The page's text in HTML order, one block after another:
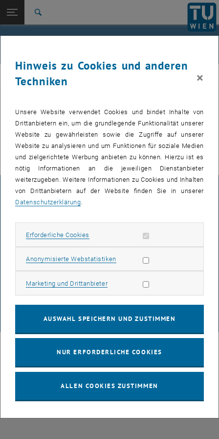
TU Login
Studium
International
Zur 1. Menü Ebene
Institut für Angewandte Physik
Zurück: Subseiten von Institut für Angewandte Physik auflisten
Zurück zur letzten Ebene:
Institut für Angewandte Physik
IAP
englischen Version, öffnet eine externe URL
dieser Seite veröffentlicht.
Für interne Nutzer findet sich im E134 Colab Bereich , öffnet eine
die Übersicht
der nächsten Seminarvorträge und zu buchenden Termine.
© TU Wien# 88199
IMPRESSUM
DATENSCHUTZERKLÄRUNG (PDF)
COOKIEEINSTELLUNGEN
Hinweis zu Cookies und anderen
Techniken
×
Unsere Website verwendet Cookies und bindet Inhalte von
Drittanbietern ein, um die grundlegende Funktionalität unserer
Website zu gewährleisten sowie die Zugriffe auf unserer
Website zu analysieren und um Funktionen für soziale Medien
und zielgerichtete Werbung anbieten zu können. Hierzu ist es
nötig Informationen an die jeweiligen Dienstanbieter
weiterzugeben. Weitere Informationen zu Cookies und Inhalten
von Drittanbietern auf der Website finden Sie in unserer
Datenschutzerklärung.
Erforderliche Cookies Erforderliche Cookies zulassen
Anonymisierte WebstatistikenStatistik Cookies zulassen
Marketing und DrittanbieterMarketing Cookies zulassen
AUSWAHL SPEICHERN UND ZUSTIMMEN
NUR ERFORDERLICHE COOKIES
ALLEN COOKIES ZUSTIMMEN